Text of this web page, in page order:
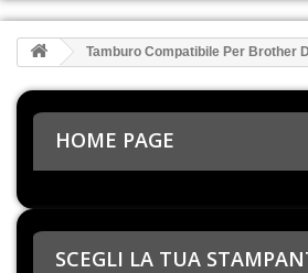
Tamburo Compatibile Per Brother
HOME PAGE
SCEGLI LA TUA